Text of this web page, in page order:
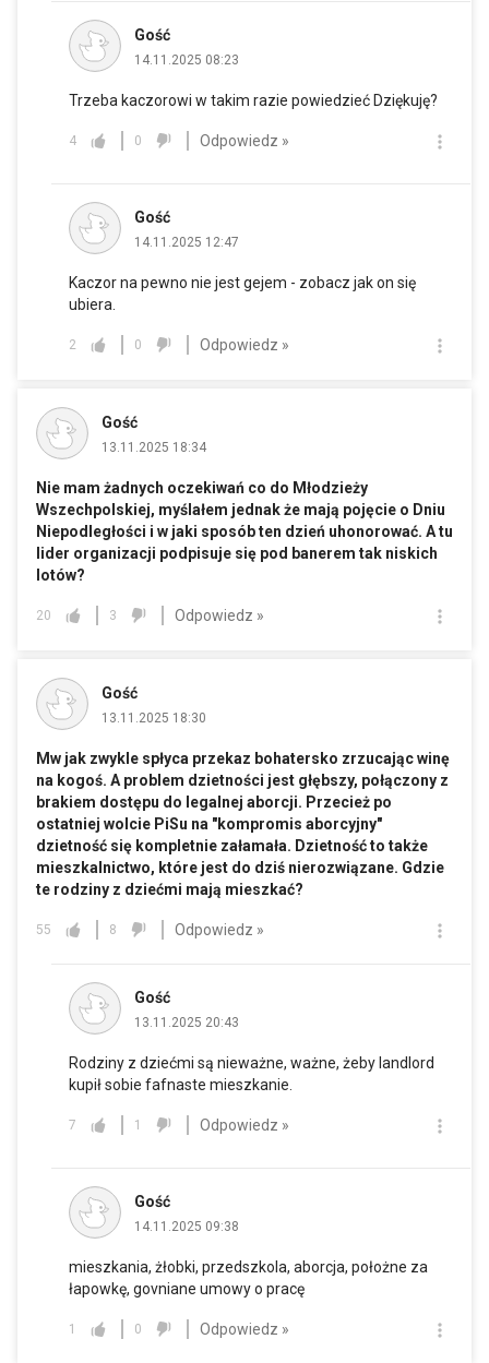
Gość
14.11.2025 08:23
Trzeba kaczorowi w takim razie powiedzieć Dziękuję?
4 0 Odpowiedz »
Gość
14.11.2025 12:47
Kaczor na pewno nie jest gejem - zobacz jak on się
ubiera.
2 0 Odpowiedz »
Gość
13.11.2025 18:34
Nie mam żadnych oczekiwań co do Młodzieży
Wszechpolskiej, myślałem jednak że mają pojęcie o Dniu
Niepodległości i w jaki sposób ten dzień uhonorować. A tu
lider organizacji podpisuje się pod banerem tak niskich
lotów?
20 3 Odpowiedz »
Gość
13.11.2025 18:30
Mw jak zwykle spłyca przekaz bohatersko zrzucając winę
na kogoś. A problem dzietności jest głębszy, połączony z
brakiem dostępu do legalnej aborcji. Przecież po
ostatniej wolcie PiSu na "kompromis aborcyjny"
dzietność się kompletnie załamała. Dzietność to także
mieszkalnictwo, które jest do dziś nierozwiązane. Gdzie
te rodziny z dziećmi mają mieszkać?
55 8 Odpowiedz »
Gość
13.11.2025 20:43
Rodziny z dziećmi są nieważne, ważne, żeby landlord
kupił sobie fafnaste mieszkanie.
7 1 Odpowiedz »
Gość
14.11.2025 09:38
mieszkania, żłobki, przedszkola, aborcja, położne za
łapowkę, govniane umowy o pracę
1 0 Odpowiedz »